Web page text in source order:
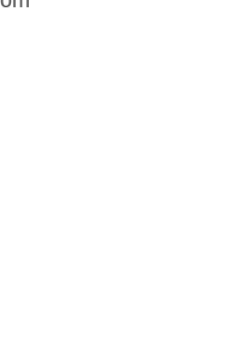
ងទៀត វា
ៃ​គ្រាប់
ចែកទៅជា